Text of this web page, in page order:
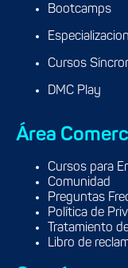
Bootcamps
Cursos
DMC Play
Área
Cursos para
Comunidad
Preguntas
Política de
Tratamiento
Libro de